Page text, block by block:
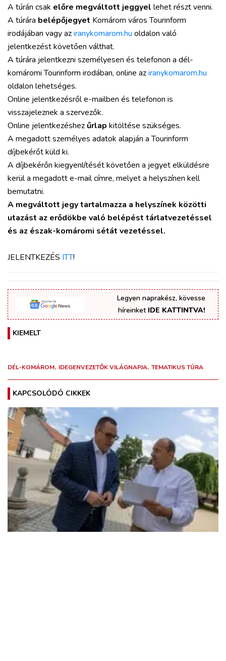
A túrán csak előre megváltott jeggyel lehet részt venni.
A túrára belépőjegyet Komárom város Tourinform
irodájában vagy aziranykomarom.hu oldalon való
jelentkezést követően válthat.
A túrára jelentkezni személyesen és telefonon a dél-
komáromi Tourinform irodában, online aziranykomarom.hu
oldalon lehetséges.
Online jelentkezésről e-mailben és telefonon is
visszajeleznek a szervezők.
Online jelentkezéshez űrlap kitöltése szükséges.
A megadott személyes adatok alapján a Tourinform
díjbekérőt küld ki.
A díjbekérőn kiegyenlítését követően a jegyet elküldésre
kerül a megadott e-mail címre, melyet a helyszínen kell
bemutatni.
A megváltott jegy tartalmazza a helyszínek közötti
utazást az erődökbe való belépést tárlatvezetéssel
és az észak-komáromi sétát vezetéssel.
JELENTKEZÉS ITT!
Legyen naprakész, kövesse
híreinket IDE KATTINTVA!
KIEMELT
DÉL-KOMÁROM IDEGENVEZETŐK VILÁGNAPJA TEMATIKUS TÚRA
KAPCSOLÓDÓ CIKKEK